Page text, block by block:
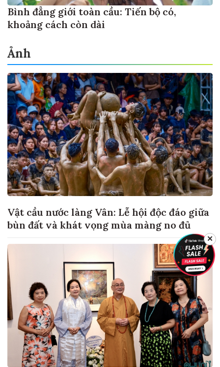
Bình đẳng giới toàn cầu: Tiến bộ có,
khoảng cách còn dài
Ảnh
Vật cầu nước làng Vân: Lễ hội độc đáo giữa
bùn đất và khát vọng mùa màng no đủ
✕